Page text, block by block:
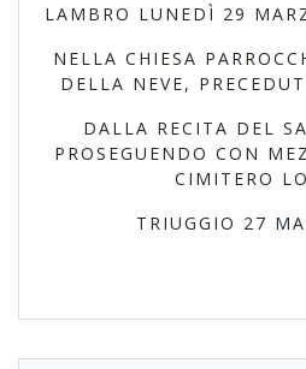
LAMBRO LUNEDÌ 29
NELLA CHIESA
DELLA NEVE,
DALLA RECITA DEL
PROSEGUENDO CON
CIMITERO
TRIUGGIO 27